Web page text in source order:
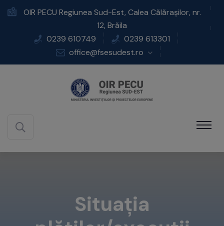
OIR PECU Regiunea Sud-Est, Calea Călărașilor, nr.
12, Brăila
0239 610749
0239 613301
office@fsesudest.ro
Situația